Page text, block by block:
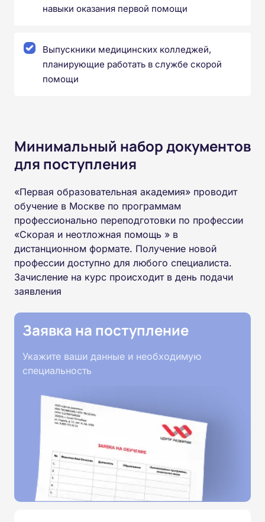
навыки оказания первой помощи
Выпускники медицинских колледжей,
планирующие работать в службе скорой
помощи
Минимальный набор документов
для поступления
«Первая образовательная академия» проводит
обучение в Москве по программам
профессионально переподготовки по профессии
«Скорая и неотложная помощь » в
дистанционном формате. Получение новой
профессии доступно для любого специалиста.
Зачисление на курс происходит в день подачи
заявления
Заявка на поступление
Укажите ваши данные и необходимую
специальность